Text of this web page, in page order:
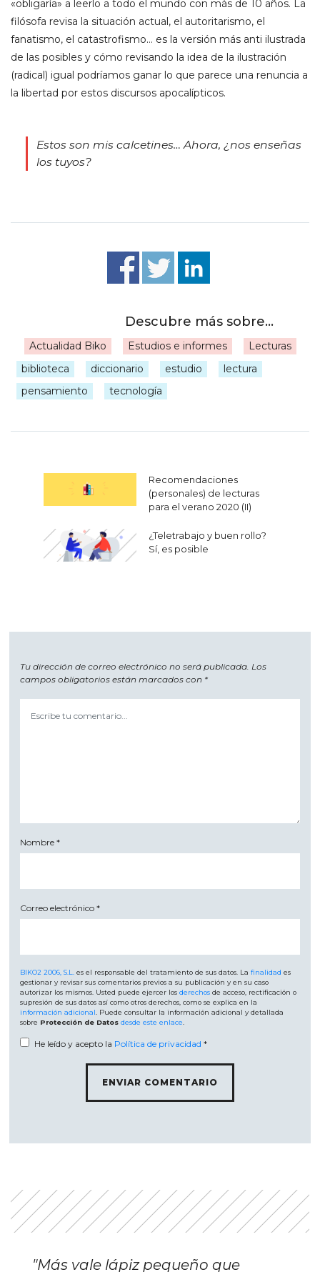
«obligaría» a leerlo a todo el mundo con más de 10 años. La
filósofa revisa la situación actual, el autoritarismo, el
fanatismo, el catastrofismo… es la versión más anti ilustrada
de las posibles y cómo revisando la idea de la ilustración
(radical) igual podríamos ganar lo que parece una renuncia a
la libertad por estos discursos apocalípticos.
Estos son mis calcetines… Ahora, ¿nos enseñas
los tuyos?
Actualidad Biko Estudios e informes Lecturas
biblioteca diccionario estudio
lectura
pensamiento
tecnología
Navegación
Recomendaciones
(personales) de lecturas
para el verano 2020 (II)
¿Teletrabajo y buen rollo?
Sí, es posible
Tu dirección de correo electrónico no será publicada. Los
campos obligatorios están marcados con *
Nombre*
Correo electrónico*
BIKO2 2006, S.L. es el responsable del tratamiento de sus datos. Lafinalidad es
gestionar y revisar sus comentarios previos a su publicación y en su caso
autorizar los mismos. Usted puede ejercer losderechos de acceso, rectificación o
supresión de sus datos así como otros derechos, como se explica en la
información adicional
. Puede consultar la información adicional y detallada
sobre Protección de Datos desde este enlace
He leído y acepto la Política de privacidad *
"Más vale lápiz pequeño que